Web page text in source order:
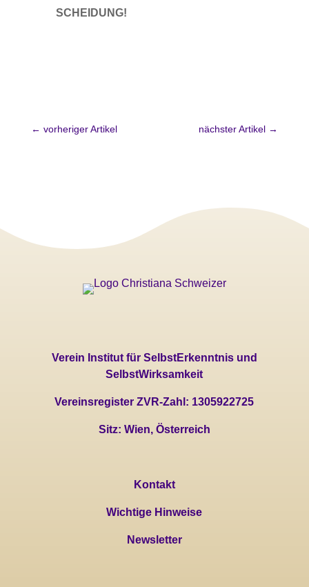
SCHEIDUNG!
← vorheriger Artikel nächster Artikel →
Verein Institut für SelbstErkenntnis und
SelbstWirksamkeit
Vereinsregister ZVR-Zahl: 1305922725
Sitz: Wien, Österreich
Kontakt
Wichtige Hinweise
Newsletter